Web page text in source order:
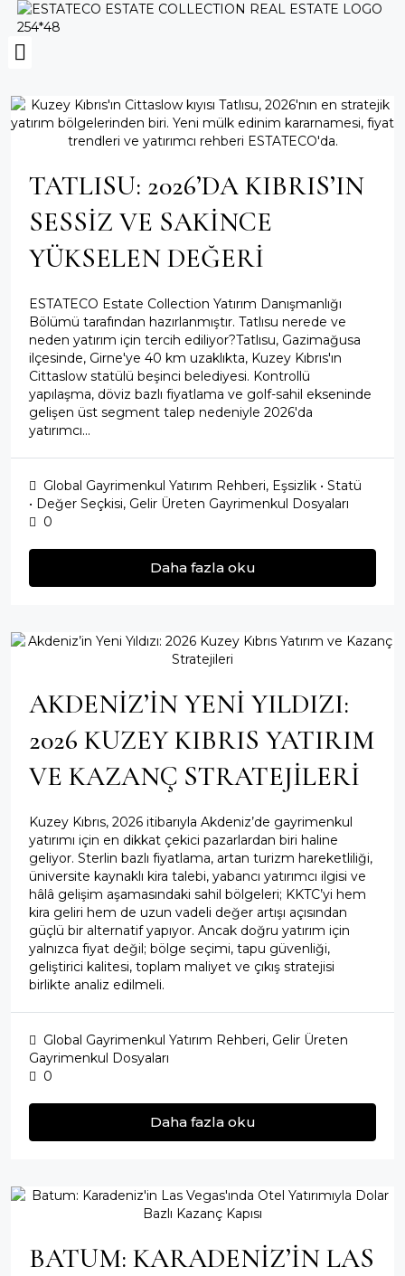
TATLISU: 2026’DA KIBRIS’IN
SESSİZ VE SAKİNCE
YÜKSELEN DEĞERİ
ESTATECO Estate Collection Yatırım Danışmanlığı
Bölümü tarafından hazırlanmıştır. Tatlısu nerede ve
neden yatırım için tercih ediliyor?Tatlısu, Gazimağusa
ilçesinde, Girne'ye 40 km uzaklıkta, Kuzey Kıbrıs'ın
Cittaslow statülü beşinci belediyesi. Kontrollü
yapılaşma, döviz bazlı fiyatlama ve golf-sahil ekseninde
gelişen üst segment talep nedeniyle 2026'da
yatırımcı...
Global Gayrimenkul Yatırım Rehberi, Eşsizlik • Statü
• Değer Seçkisi, Gelir Üreten Gayrimenkul Dosyaları
0
Daha fazla oku
AKDENİZ’İN YENİ YILDIZI:
2026 KUZEY KIBRIS YATIRIM
VE KAZANÇ STRATEJİLERİ
Kuzey Kıbrıs, 2026 itibarıyla Akdeniz’de gayrimenkul
yatırımı için en dikkat çekici pazarlardan biri haline
geliyor. Sterlin bazlı fiyatlama, artan turizm hareketliliği,
üniversite kaynaklı kira talebi, yabancı yatırımcı ilgisi ve
hâlâ gelişim aşamasındaki sahil bölgeleri; KKTC’yi hem
kira geliri hem de uzun vadeli değer artışı açısından
güçlü bir alternatif yapıyor. Ancak doğru yatırım için
yalnızca fiyat değil; bölge seçimi, tapu güvenliği,
geliştirici kalitesi, toplam maliyet ve çıkış stratejisi
birlikte analiz edilmeli.
Global Gayrimenkul Yatırım Rehberi, Gelir Üreten
Gayrimenkul Dosyaları
0
Daha fazla oku
BATUM: KARADENIZ’IN LAS